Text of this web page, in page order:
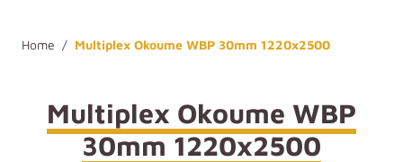
Home / Multiplex Okoume WBP 30mm 1220x2500
Multiplex Okoume WBP
30mm 1220x2500